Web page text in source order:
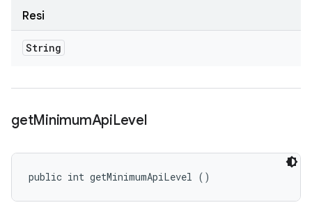
Resi
String
getMinimumApiLevel
public int getMinimumApiLevel ()